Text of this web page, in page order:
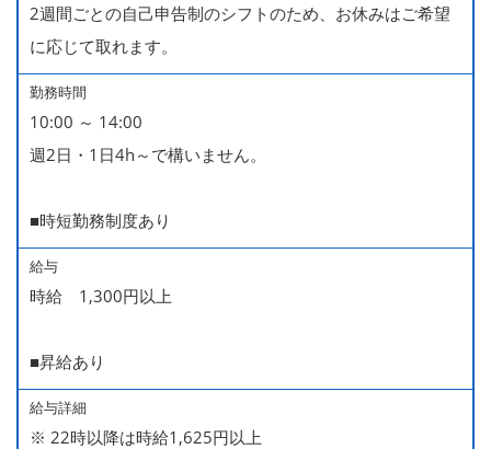
2週間ごとの自己申告制のシフトのため、お休みはご希望
に応じて取れます。
勤務時間
10:00 ～ 14:00
週2日・1日4h～で構いません。
■時短勤務制度あり
給与
時給 1,300円以上
■昇給あり
給与詳細
※ 22時以降は時給1,625円以上